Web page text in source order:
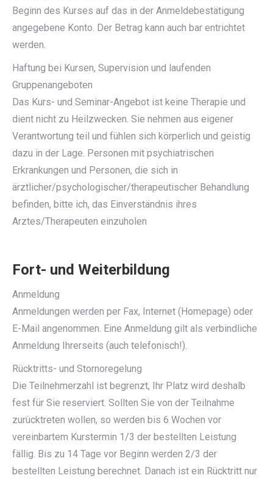
Beginn des Kurses auf das in der Anmeldebestätigung
angegebene Konto. Der Betrag kann auch bar entrichtet
werden.
Haftung bei Kursen, Supervision und laufenden
Gruppenangeboten
Das Kurs- und Seminar-Angebot ist keine Therapie und
dient nicht zu Heilzwecken. Sie nehmen aus eigener
Verantwortung teil und fühlen sich körperlich und geistig
dazu in der Lage. Personen mit psychiatrischen
Erkrankungen und Personen, die sich in
ärztlicher/psychologischer/therapeutischer Behandlung
befinden, bitte ich, das Einverständnis ihres
Arztes/Therapeuten einzuholen
Fort- und Weiterbildung
Anmeldung
Anmeldungen werden per Fax, Internet (Homepage) oder
E-Mail angenommen. Eine Anmeldung gilt als verbindliche
Anmeldung Ihrerseits (auch telefonisch!).
Rücktritts- und Stornoregelung
Die Teilnehmerzahl ist begrenzt, Ihr Platz wird deshalb
fest für Sie reserviert. Sollten Sie von der Teilnahme
zurücktreten wollen, so werden bis 6 Wochen vor
vereinbartem Kurstermin 1/3 der bestellten Leistung
fällig. Bis zu 14 Tage vor Beginn werden 2/3 der
bestellten Leistung berechnet. Danach ist ein Rücktritt nur